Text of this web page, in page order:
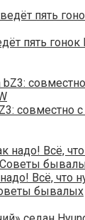
пять гонок
совместно
Всё, что
бывалых